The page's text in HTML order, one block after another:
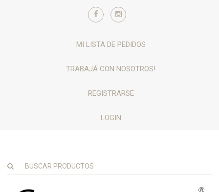
MI LISTA DE PEDIDOS
TRABAJÁ CON NOSOTROS!
REGISTRARSE
LOGIN